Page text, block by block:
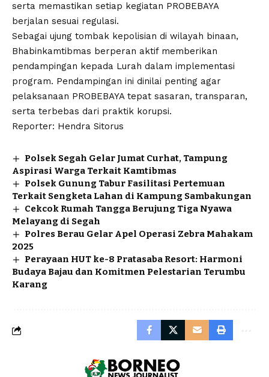
serta memastikan setiap kegiatan PROBEBAYA
berjalan sesuai regulasi.
Sebagai ujung tombak kepolisian di wilayah binaan,
Bhabinkamtibmas berperan aktif memberikan
pendampingan kepada Lurah dalam implementasi
program. Pendampingan ini dinilai penting agar
pelaksanaan PROBEBAYA tepat sasaran, transparan,
serta terbebas dari praktik korupsi.
Reporter: Hendra Sitorus
Polsek Segah Gelar Jumat Curhat, Tampung
Aspirasi Warga Terkait Kamtibmas
Polsek Gunung Tabur Fasilitasi Pertemuan
Terkait Sengketa Lahan di Kampung Sambakungan
Cekcok Rumah Tangga Berujung Tiga Nyawa
Melayang di Segah
Polres Berau Gelar Apel Operasi Zebra Mahakam
2025
Perayaan HUT ke-8 Pratasaba Resort: Harmoni
Budaya Bajau dan Komitmen Pelestarian Terumbu
Karang